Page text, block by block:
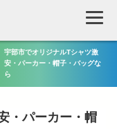
宇部市でオリジナルTシャツ激
安・パーカー・帽子・バッグな
ら
・パーカー・帽